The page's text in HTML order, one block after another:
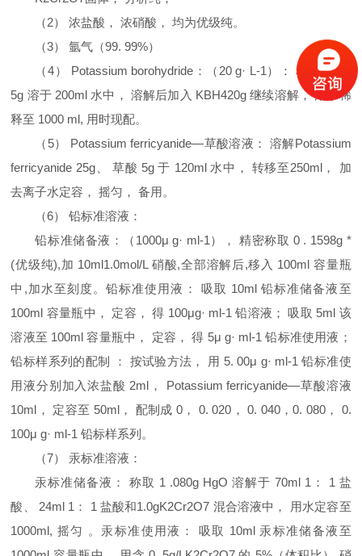
（2） 浓盐酸，浓硝酸， 均为优级纯。
（3） 氩气（99. 99%）
（4） Potassium borohydride：（20 g· L-1）： 称取 KOH
5g 溶于 200ml 水中， 溶解后加入 KBH420g 继续溶解， 用水稀
释至 1000 ml, 用时现配。
（5） Potassium ferricyanide—草酸溶液： 溶解Potassium
ferricyanide 25g、 草酸 5g 于 120ml 水中， 转移至250ml， 加
去离子水定容， 摇匀， 备用。
（6） 铅标准溶液：
铅标准储备液：（1000μ g· ml-1）， 精密称取 0 . 1598g *
(优级纯),加 10ml1.0mol/L 硝酸,全部溶解后,移入 100ml 容量瓶
中,加水至刻度。铅标准使用液： 吸取 10ml 铅标准储备液至
100ml 容量瓶中， 定容， 得 100μg· ml-1 铅溶液； 吸取 5ml 该
溶液至 100ml 容量瓶中， 定容， 得 5μ g· ml-1 铅标准使用液；
铅标样系列的配制 ： 按试验方法， 用 5. 00μ g· ml-1 铅标准使
用液分别加入浓盐酸 2ml， Potassium ferricyanide—草酸溶液
10ml， 定容至 50ml， 配制成 0， 0. 020， 0. 040，0. 080， 0.
100μ g· ml-1 铅标样系列。
（7） 汞标准溶液：
汞标准储备液： 称取 1 .080g HgO 溶解于 70ml 1： 1 盐
酸、 24ml 1： 1 盐酸和1.0gK2Cr2O7 混合溶液中， 用水定容至
1000ml, 摇匀 。 汞标准使用液： 吸取 10ml 汞标准储备液至